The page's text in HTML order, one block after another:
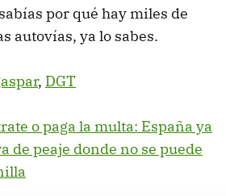
por qué hay miles de
autovías, ya lo sabes.
, DGT
o paga la multa: España ya
de peaje donde no se puede